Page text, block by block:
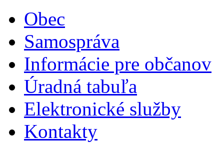
Obec
Samospráva
Informácie pre občanov
Úradná tabuľa
Elektronické služby
Kontakty